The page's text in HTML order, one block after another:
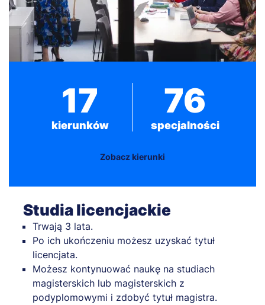
17
kierunków
76
specjalności
Zobacz kierunki
Studia licencjackie
Trwają 3 lata.
Po ich ukończeniu możesz uzyskać tytuł
licencjata.
Możesz kontynuować naukę na studiach
magisterskich lub magisterskich z
podyplomowymi i zdobyć tytuł magistra.